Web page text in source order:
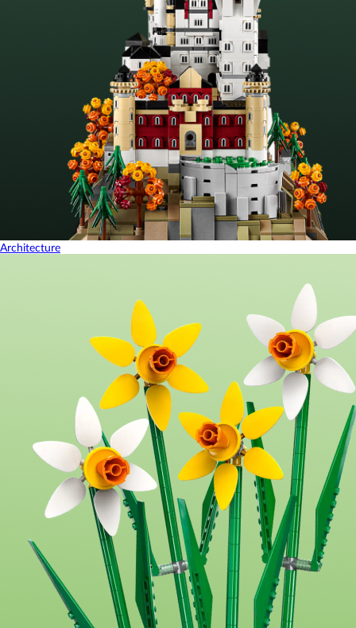
Architecture